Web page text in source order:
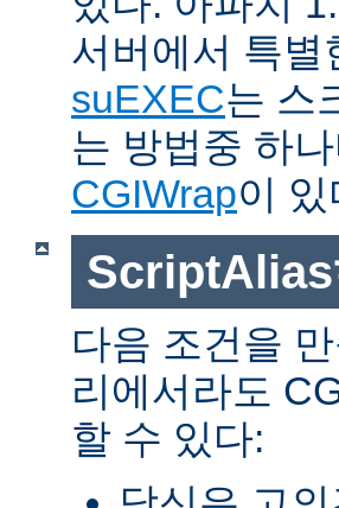
서버에서 특별
suEXEC는 스
는 방법중 하
CGIWrap이 있
ScriptAlias
다음 조건을
리에서라도
할 수 있다: